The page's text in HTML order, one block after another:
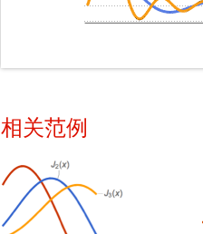
相关范例